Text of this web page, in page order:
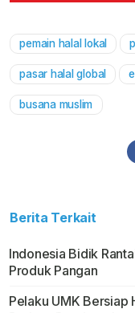
pemain halal lokal
pasar halal global
busana muslim
Berita Terkait
Indonesia Bidik
Produk Pangan
Pelaku UMK Bersiap